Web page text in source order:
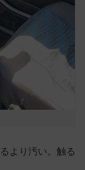
より汚い。触る